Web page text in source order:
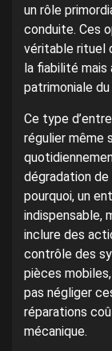
un rôle
conduite. Ces
véritable rituel
la fiabilité
patrimoniale
Ce type
régulier même
dégradation de
pourquoi, un
indispensable,
inclure des
contrôle des
pièces
pas négliger
réparations
mécanique.